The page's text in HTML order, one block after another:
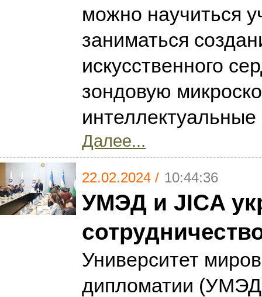
можно научиться
заниматься
искусственного
зондовую
Далее...
22.02.2024 / 10:44:36
УМЭД и JICA
Университет
дипломатии